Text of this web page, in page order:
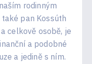
rodinným
pan Kossúth
celkově osobě, je
a podobné
a jedině s ním.